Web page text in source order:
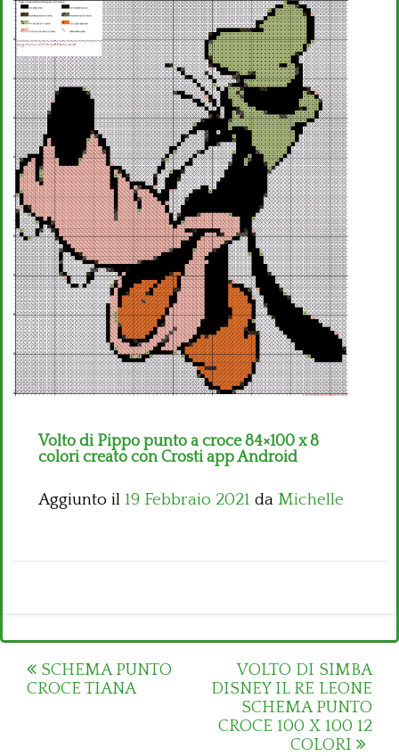
Alfabeto
Bambini
Disney
Thun
Volto di Pippo punto a croce 84×100 x 8
colori creato con Crosti app Android
Aggiunto il 19 Febbraio 2021 da Michelle
Post
navigation
SCHEMA PUNTO
CROCE TIANA
VOLTO DI SIMBA
DISNEY IL RE LEONE
SCHEMA PUNTO
CROCE 100 X 100 12
COLORI